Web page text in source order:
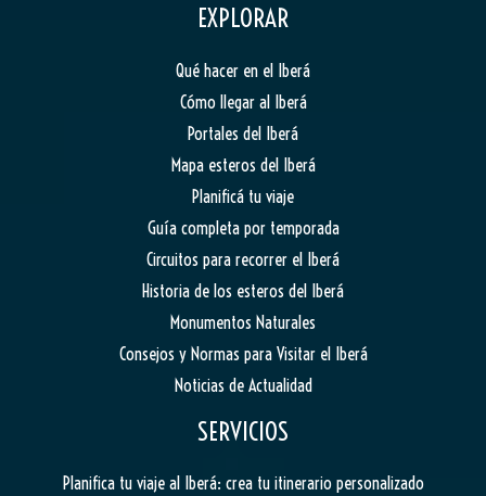
EXPLORAR
Qué hacer en el Iberá
Cómo llegar al Iberá
Portales del Iberá
Mapa esteros del Iberá
Planificá tu viaje
Guía completa por temporada
Circuitos para recorrer el Iberá
Historia de los esteros del Iberá
Monumentos Naturales
Consejos y Normas para Visitar el Iberá
Noticias de Actualidad
SERVICIOS
Planifica tu viaje al Iberá: crea tu itinerario personalizado